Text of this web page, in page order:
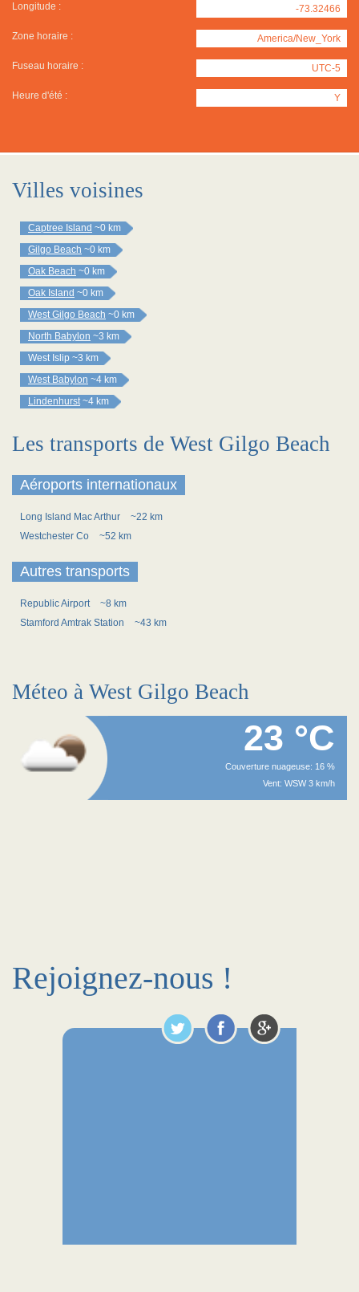
Longitude : -73.32466
Zone horaire : America/New_York
Fuseau horaire : UTC-5
Heure d'été : Y
Villes voisines
Captree Island ~0 km
Gilgo Beach ~0 km
Oak Beach ~0 km
Oak Island ~0 km
West Gilgo Beach ~0 km
North Babylon ~3 km
West Islip ~3 km
West Babylon ~4 km
Lindenhurst ~4 km
Les transports de West Gilgo Beach
Aéroports internationaux
Long Island Mac Arthur
~22 km
Westchester Co
~52 km
Autres transports
Republic Airport
~8 km
Stamford Amtrak Station
~43 km
Méteo à West Gilgo Beach
23 °C
Couverture nuageuse: 16 %
Vent: WSW 3 km/h
Rejoignez-nous !